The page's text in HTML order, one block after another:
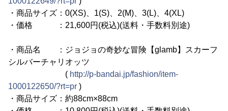
・商品サイズ：0(XS)、1(S)、2(M)、3(L)、4(XL)
・価格 ：21,600円(税込)(送料・手数料別途)
・商品名 ：ジョジョの奇妙な冒険【glamb】スカーフ
シルバーチャリオッツ
( http://p-bandai.jp/fashion/item-
1000122650/?rt=pr )
・商品サイズ：約88cm×88cm